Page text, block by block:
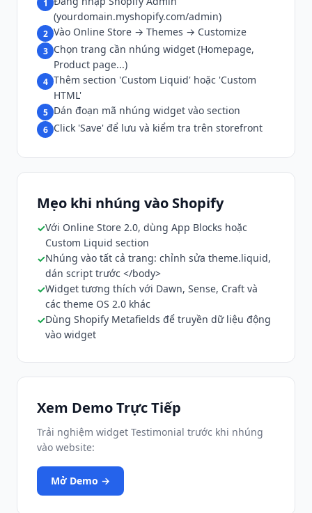
1
(yourdomain.myshopify.com/admin)
2 Vào Online Store → Themes → Customize
3 Chọn trang cần nhúng widget (Homepage,
Product page...)
4 Thêm section 'Custom Liquid' hoặc 'Custom
HTML'
5 Dán đoạn mã nhúng widget vào section
6 Click 'Save' để lưu và kiểm tra trên storefront
Mẹo khi nhúng vào Shopify
Với Online Store 2.0, dùng App Blocks hoặc
Custom Liquid section
Nhúng vào tất cả trang: chỉnh sửa theme.liquid,
dán script trước </body>
Widget tương thích với Dawn, Sense, Craft và
các theme OS 2.0 khác
Dùng Shopify Metafields để truyền dữ liệu động
vào widget
Xem Demo Trực Tiếp
Trải nghiệm widget Testimonial trước khi nhúng
vào website:
Mở Demo →